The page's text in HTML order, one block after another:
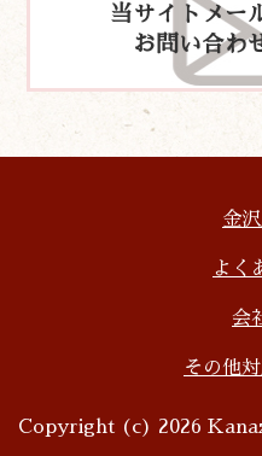
当サイトメー
お問い合わ
金
よく
会
その他
Copyright (c) 2026